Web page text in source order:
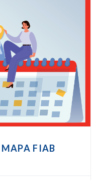
FIAB